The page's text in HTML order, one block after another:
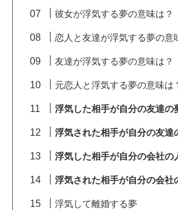
彼女が浮気する夢の意味は？
恋人と友達が浮気する夢の意
友達が浮気する夢の意味は？
元恋人と浮気する夢の意味は
浮気した相手が自分の友達の
浮気された相手が自分の友達
浮気した相手が自分の会社の
浮気された相手が自分の会社
浮気して離婚する夢